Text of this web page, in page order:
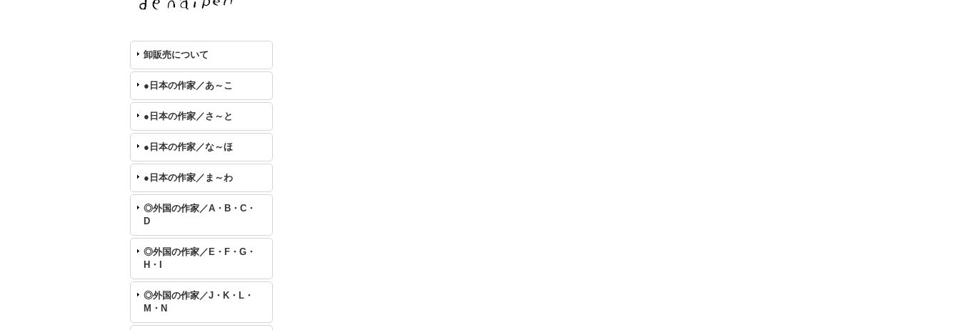
卸販売について
●日本の作家／あ～こ
●日本の作家／さ～と
●日本の作家／な～ほ
●日本の作家／ま～わ
◎外国の作家／A・B・C・
D
◎外国の作家／E・F・G・
H・I
◎外国の作家／J・K・L・
M・N